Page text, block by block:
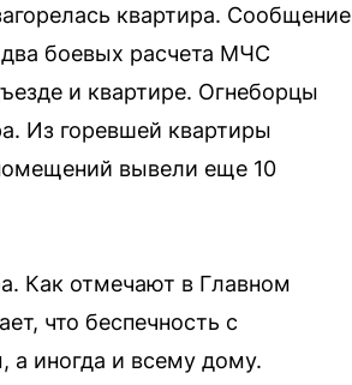
квартира. Сообщение
боевых расчета МЧС
и квартире. Огнеборцы
Из горевшей квартиры
вывели еще 10
Как отмечают в Главном
что беспечность с
а иногда и всему дому.